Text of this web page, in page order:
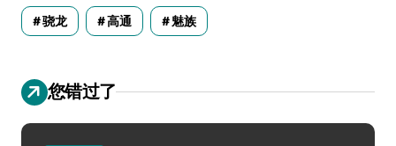
骁龙 高通 魅族
您错过了